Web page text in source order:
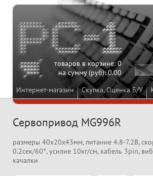
Интернет-магазин Скупка, Оценка Б/У
товаров в корзине:0
на сумму (руб):0.00
Сервопривод MG996R
размеры 40x20x43мм, питание 4.8-7.2В,
0.2сек/60°, усилие 10кг/см, кабель 3pin,
качалки